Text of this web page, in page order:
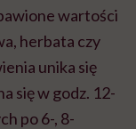
wartości
herbata czy
unika się
się w godz. 12-
po 6-, 8-